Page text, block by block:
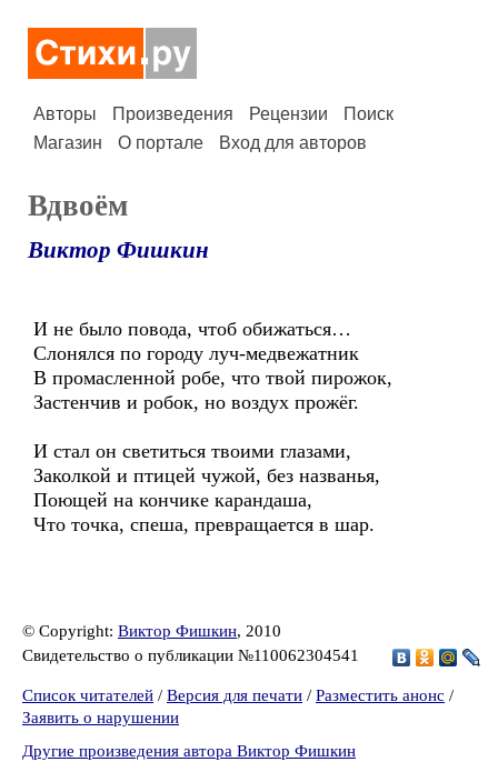
Авторы Произведения Рецензии
Поиск
Магазин
О портале Вход для авторов
Вдвоём
Виктор Фишкин
И не было повода, чтоб обижаться…
Слонялся по городу луч-медвежатник
В промасленной робе, что твой пирожок,
Застенчив и робок, но воздух прожёг.
И стал он светиться твоими глазами,
Заколкой и птицей чужой, без названья,
Поющей на кончике карандаша,
Что точка, спеша, превращается в шар.
© Copyright: Виктор Фишкин, 2010
Свидетельство о публикации №110062304541
Список читателей / Версия для печати / Разместить анонс /
Заявить о нарушении
Другие произведения автора Виктор Фишкин